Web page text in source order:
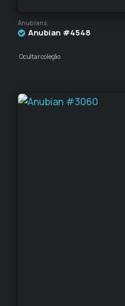
Anubians
Anubian #4548
Ocultar coleção